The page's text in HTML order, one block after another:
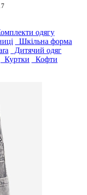
одягу
Шкільна форма
Дитячий одяг
Куртки
Кофти